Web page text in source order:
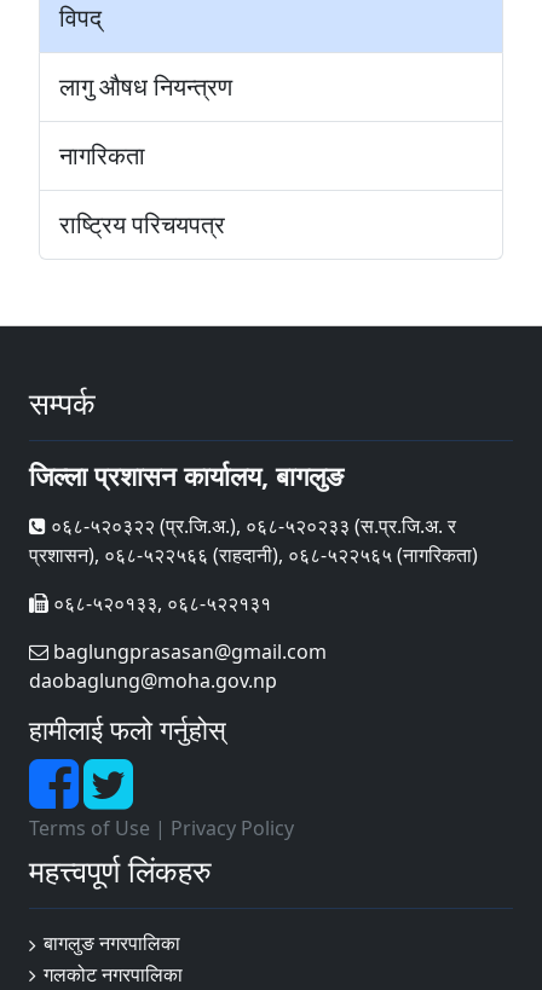
विपद्
लागु औषध नियन्त्रण
नागरिकता
राष्ट्रिय परिचयपत्र
सम्पर्क
जिल्ला प्रशासन कार्यालय, बागलुङ
०६८-५२०३२२ (प्र‍.जि.अ.), ०६८-५२०२३३ (स.प्र.जि.अ. र
प्रशासन), ०६८-५२२५६६ (राहदानी), ०६८-५२२५६५ (नागरिकता)
०६८-५२०१३३, ०६८-५२२१३१
baglungprasasan@gmail.com
daobaglung@moha.gov.np
हामीलाई फलो गर्नुहोस्
Terms of Use | Privacy Policy
महत्त्वपूर्ण लिंकहरु
बागलुङ नगरपालिका
गलकोट नगरपालिका